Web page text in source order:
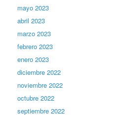
mayo 2023
abril 2023
marzo 2023
febrero 2023
enero 2023
diciembre 2022
noviembre 2022
octubre 2022
septiembre 2022